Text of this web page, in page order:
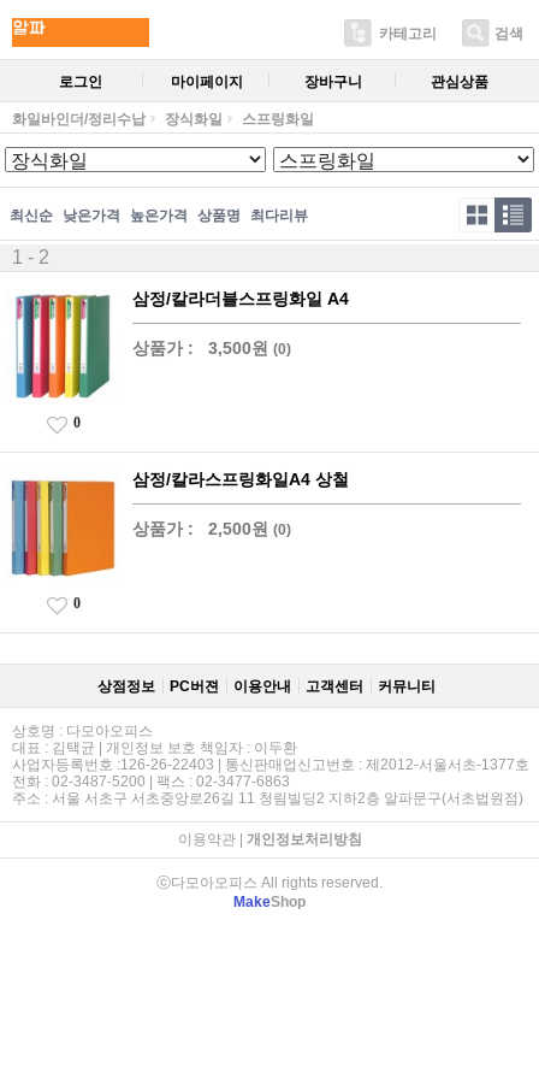
카테고리 검색
로그인 마이페이지 장바구니 관심상품
화일바인더/정리수납 장식화일 스프링화일
최신순 낮은가격 높은가격 상품명 최다리뷰
1 - 2
삼정/칼라더블스프링화일 A4
상품가 : 3,500원 (0)
0
삼정/칼라스프링화일A4 상철
상품가 : 2,500원 (0)
0
상점정보 PC버젼 이용안내 고객센터 커뮤니티
상호명 : 다모아오피스
대표 : 김택균 | 개인정보 보호 책임자 : 이두환
사업자등록번호 :126-26-22403 | 통신판매업신고번호 : 제2012-서울서초-1377호
전화 : 02-3487-5200 | 팩스 : 02-3477-6863
주소 : 서울 서초구 서초중앙로26길 11 청림빌딩2 지하2층 알파문구(서초법원점)
이용약관| 개인정보처리방침
ⓒ다모아오피스 All rights reserved.
MakeShop